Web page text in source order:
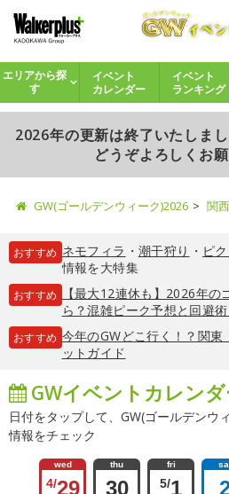
エリアから探
す
イベント
カレンダー
イベント
ランキング
2026年の更新は終了いたしま
どうぞよろしくお願
GW(ゴールデンウィーク)2026 関
おすすめ ネモフィラ ・ 潮干狩り ・ ピ
情報を大特集
おすすめ
【最大12連休も】2026年
ら？混雑ピーク予想と回避
おすすめ 今年のGWどこ行く！？関
ットガイド
GWイベントカレン
日付をタップして、GW(ゴールデンウ
情報をチェック
wed
4/29
thu
30
fri
5/1